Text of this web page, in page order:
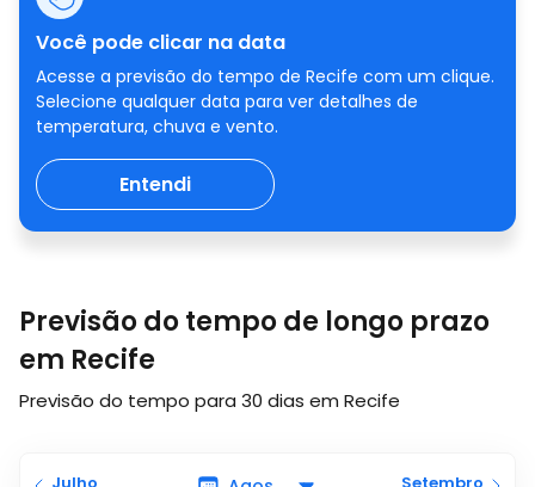
Você pode clicar na data
Acesse a previsão do tempo de Recife com um clique.
Selecione qualquer data para ver detalhes de
temperatura, chuva e vento.
Entendi
Previsão do tempo de longo prazo
em Recife
Previsão do tempo para 30 dias em Recife